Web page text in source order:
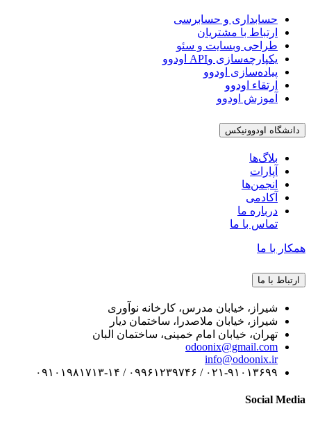
حسابداری و حسابرسی
ارتباط با مشتریان
طراحی وبسایت و سئو
یکپارچه‌سازی وAPI اودوو
پیاده‌سازی اودوو
ارتقاء اودوو
آموزش اودوو
دانشگاه اودوونیکس
بلاگ‌ها
آپارات
انجمن‌ها
آکادمی
درباره ما
تماس با ما
همکار با ما
ارتباط با ما
شیراز، خیابان مدرس، کارخانه نوآوری
شیراز، خیابان ملاصدرا، ساختمان دیار
تهران، خیابان امام خمینی، ساختمان البان
odoonix@gmail.com
info@odoonix.ir
۰۲۱-۹۱۰۱۳۶۹۹ / ۰۹۹۶۱۲۳۹۷۴۶ / ۰۹۱۰۱۹۸۱۷۱۳-۱۴
Social Media